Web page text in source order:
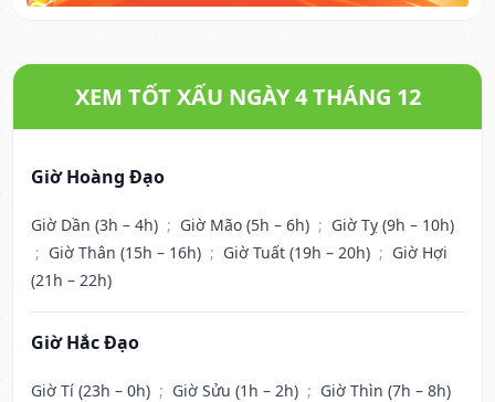
XEM TỐT XẤU NGÀY 4 THÁNG 12
Giờ Hoàng Đạo
Giờ Dần (3h – 4h) ; Giờ Mão (5h – 6h) ; Giờ Tỵ (9h – 10h)
; Giờ Thân (15h – 16h) ; Giờ Tuất (19h – 20h) ; Giờ Hợi
(21h – 22h)
Giờ Hắc Đạo
Giờ Tí (23h – 0h) ; Giờ Sửu (1h – 2h) ; Giờ Thìn (7h – 8h)